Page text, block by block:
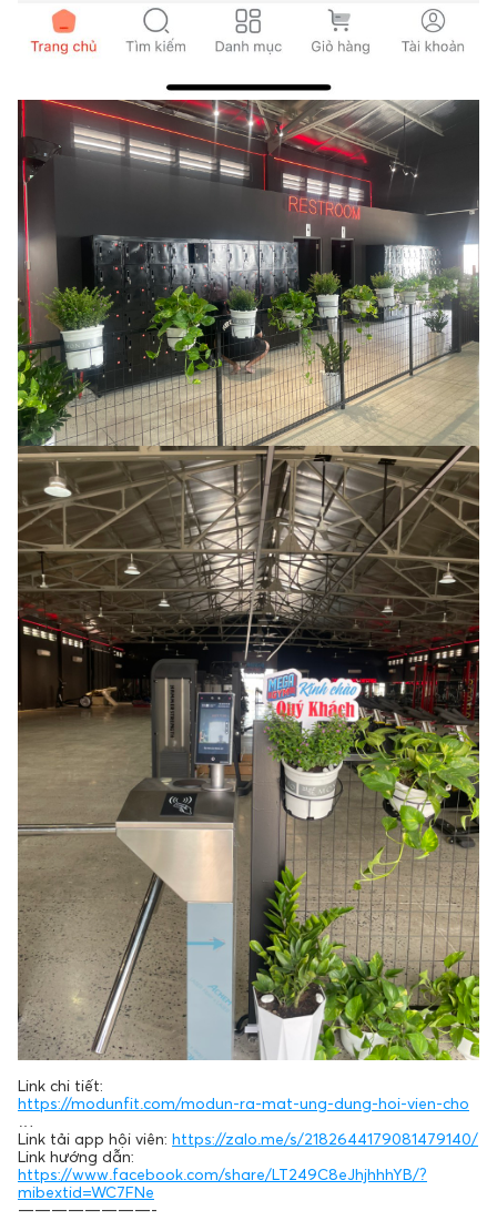
Link chi tiết:
https://modunfit.com/modun-ra-mat-ung-dung-hoi-vien-cho
Link tải app hội viên: https://zalo.me/s/2182644179081479140/
Link hướng dẫn:
https://www.facebook.com/share/LT249C8eJhjhhhYB/?
mibextid=WC7FNe
————————-